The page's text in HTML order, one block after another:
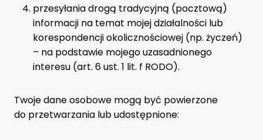
przesyłania drogą tradycyjną (pocztową)
informacji na temat mojej działalności lub
korespondencji okolicznościowej (np. życzeń)
– na podstawie mojego uzasadnionego
interesu (art. 6 ust. 1 lit. f RODO).
Twoje dane osobowe mogą być powierzone
do przetwarzania lub udostępnione: